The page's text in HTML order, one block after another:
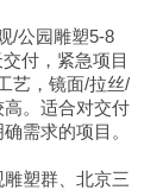
/公园雕塑5-8
付，紧急项目
艺，镜面/拉丝/
。适合对交付
需求的项目。
塑群、北京三